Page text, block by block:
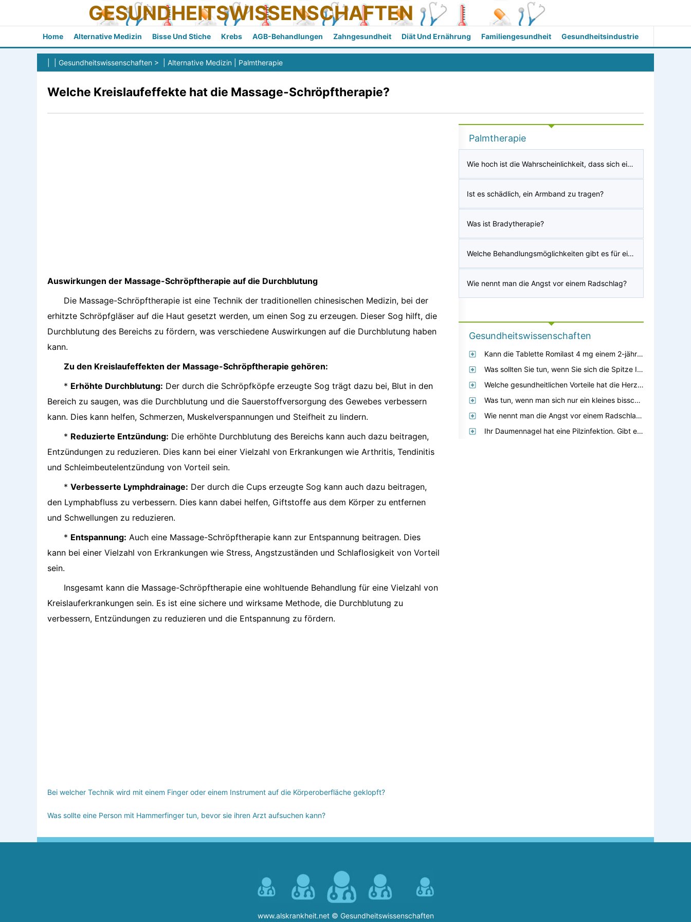
GESUNDHEITSWISSENSCHAFTEN
Home Alternative Medizin Bisse Und Stiche Krebs AGB-Behandlungen Zahngesundheit Diät Und Ernährung Familiengesundheit Gesundheitsindustrie
Gesundheitswissenschaften > | Alternative Medizin Palmtherapie
Welche Kreislaufeffekte hat die Massage-Schröpftherapie?
Auswirkungen der Massage-Schröpftherapie auf die Durchblutung
Die Massage-Schröpftherapie ist eine Technik der traditionellen chinesischen Medizin, bei der
erhitzte Schröpfgläser auf die Haut gesetzt werden, um einen Sog zu erzeugen. Dieser Sog hilft, die
Durchblutung des Bereichs zu fördern, was verschiedene Auswirkungen auf die Durchblutung haben
kann.
Zu den Kreislaufeffekten der Massage-Schröpftherapie gehören:
* Erhöhte Durchblutung: Der durch die Schröpfköpfe erzeugte Sog trägt dazu bei, Blut in den
Bereich zu saugen, was die Durchblutung und die Sauerstoffversorgung des Gewebes verbessern
kann. Dies kann helfen, Schmerzen, Muskelverspannungen und Steifheit zu lindern.
* Reduzierte Entzündung: Die erhöhte Durchblutung des Bereichs kann auch dazu beitragen,
Entzündungen zu reduzieren. Dies kann bei einer Vielzahl von Erkrankungen wie Arthritis, Tendinitis
und Schleimbeutelentzündung von Vorteil sein.
* Verbesserte Lymphdrainage: Der durch die Cups erzeugte Sog kann auch dazu beitragen,
den Lymphabfluss zu verbessern. Dies kann dabei helfen, Giftstoffe aus dem Körper zu entfernen
und Schwellungen zu reduzieren.
* Entspannung: Auch eine Massage-Schröpftherapie kann zur Entspannung beitragen. Dies
kann bei einer Vielzahl von Erkrankungen wie Stress, Angstzuständen und Schlaflosigkeit von Vorteil
sein.
Insgesamt kann die Massage-Schröpftherapie eine wohltuende Behandlung für eine Vielzahl von
Kreislauferkrankungen sein. Es ist eine sichere und wirksame Methode, die Durchblutung zu
verbessern, Entzündungen zu reduzieren und die Entspannung zu fördern.
Bei welcher Technik wird mit einem Finger oder einem Instrument auf die Körperoberfläche geklopft?
Was sollte eine Person mit Hammerfinger tun, bevor sie ihren Arzt aufsuchen kann?
Palmtherapie
Wie hoch ist die Wahrscheinlichkeit, dass sich ein Splitter in der Handfläche entzündet?
Ist es schädlich, ein Armband zu tragen?
Was ist Bradytherapie?
Welche Behandlungsmöglichkeiten gibt es für einen linken vorderen Faszikelblock?
Wie nennt man die Angst vor einem Radschlag?
Gesundheitswissenschaften
Kann die Tablette Romilast 4 mg einem 2-jährigen Kind verabreicht werden?
Was sollten Sie tun, wenn Sie sich die Spitze Ihres Daumens abschneiden?
Welche gesundheitlichen Vorteile hat die Herzpalme?
Was tun, wenn man sich nur ein kleines bisschen den Daumen verbrennt?
Wie nennt man die Angst vor einem Radschlag?
Ihr Daumennagel hat eine Pilzinfektion. Gibt es irgendwelche Ideen für Hausmittel, die tatsächlich funktionieren?
www.alskrankheit.net © Gesundheitswissenschaften